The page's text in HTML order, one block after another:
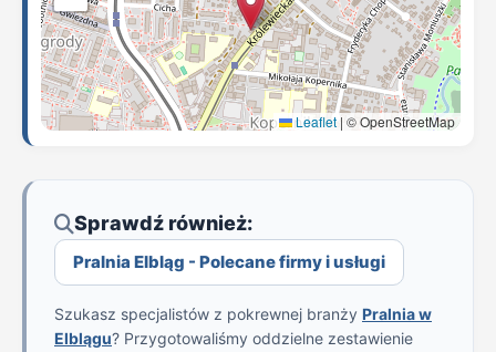
Leaflet | © OpenStreetMap
Sprawdź również:
Pralnia Elbląg - Polecane firmy i usługi
Szukasz specjalistów z pokrewnej branży Pralnia w
Elblągu? Przygotowaliśmy oddzielne zestawienie